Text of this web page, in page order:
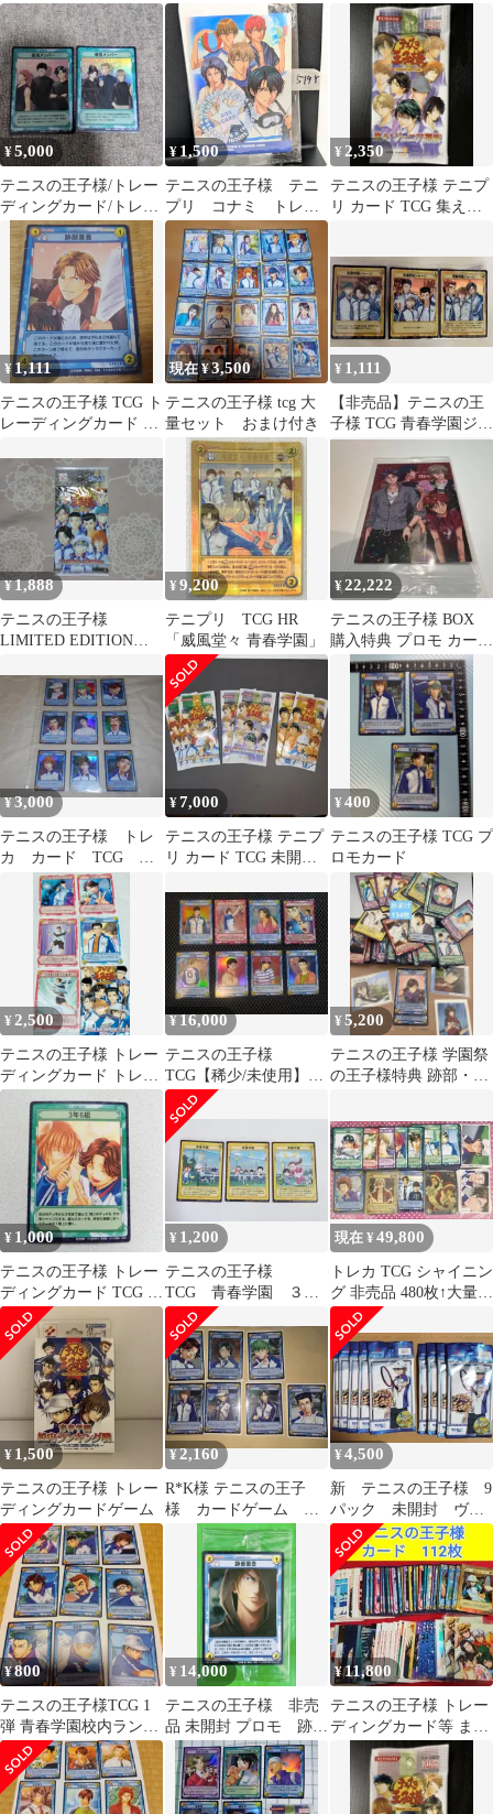
力 パックセット 【未
開封】
子様 トレカ TCG 越
前 手塚 跡部
ングカード 3枚セット
¥5,000
テニスの王子様/トレー
ディングカード/トレ
カ/TCG/青春学園/最強
メンバー
¥ 1,500
テニスの王子様 テニ
プリ コナミ トレ
カ ボックスカード
描き下ろし 未開封
¥ 2,350
テニスの王子様 テニプ
リ カード TCG 集え！
¥ 1,111
テニスの王子様 TCG ト
レーディングカード 学
跡部
現在 ¥3,500
テニスの王子様 tcg 大
量セット おまけ付き
¥ 1,111
【非売品】テニスの王
子様 TCG 青春学園ジャ
ージ トレカ 3枚セット
¥1,888
テニスの王子様
LIMITED EDITION
ービス
¥9,200
テニプリ TCG HR
「威風堂々 青春学園」
¥22,222
テニスの王子様 BOX
購入特典 プロモ カード
SG1 未開封 1点
¥3,000
テニスの王子様 トレ
カ カード TCG プ
ロモ 非売品 まとめ
¥7,000
テニスの王子様 テニプ
リ カード TCG 未開封
¥400
テニスの王子様 TCG プ
ロモカード
¥ 2,500
テニスの王子様 トレー
ディングカード トレ
カ ノーマルカード 5
枚 テニプリ
¥16,000
テニスの王子様
TCG【稀少/未使用】
SR/R/PR
¥5,200
テニスの王子様 学園祭
の王子様特典 跡部・手
¥ 1,000
テニスの王子様 トレー
ディングカード TCG ト
レカ テニプリ 3年6組
¥ 1,200
テニスの王子様
TCG 青春学園 ３枚
セット
現在 ¥49,800
トレカ TCG シャイニン
グ 非売品 480枚↑大量
テニスの王子様 テニ
プリ
¥ 1,500
テニスの王子様 トレー
ディングカードゲーム
¥2,160
R*K様 テニスの王子
様 カードゲーム 非
売品+レアセット 50枚
¥4,500
新 テニスの王子様 9
パック 未開封 ヴァ
イスシュヴァルツブラ
ウ
¥800
テニスの王子様TCG 1
弾 青春学園校内ランキ
ング戦 ノーマルコンプ
41種
¥ 14,000
テニスの王子様 非売
品 未開封 プロモ 跡部
景吾 テニプリ
¥11,800
テニスの王子様 トレー
ディングカード等 まと
め売り TCG BOX特
典 オ